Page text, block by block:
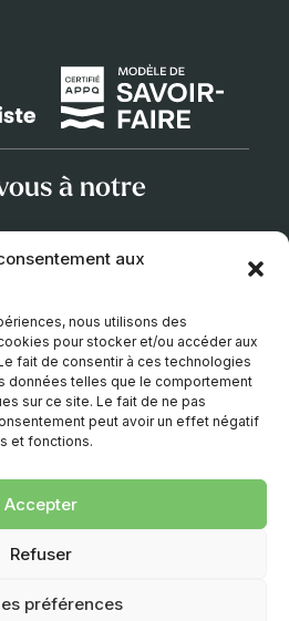
aux
nous utilisons des
pour stocker et/ou accéder aux
fait de consentir à ces technologies
données telles que le comportement
sur ce site. Le fait de ne pas
peut avoir un effet négatif
et fonctions.
Accepter
Refuser
préférences
à notre
.
|Politique de cookies